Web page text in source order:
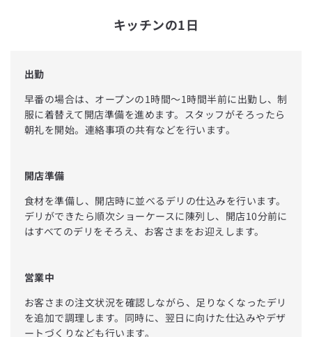
キッチンの1日
出勤
早番の場合は、オープンの1時間〜1時間半前に出勤し、制
服に着替えて開店準備を進めます。スタッフがそろったら
朝礼を開始。連絡事項の共有などを行います。
開店準備
食材を準備し、開店時に並べるデリの仕込みを行います。
デリができたら順次ショーケースに陳列し、開店10分前に
はすべてのデリをそろえ、お客さまをお迎えします。
営業中
お客さまの注文状況を確認しながら、足りなくなったデリ
を追加で調理します。同時に、翌日に向けた仕込みやデザ
ートづくりなども行います。